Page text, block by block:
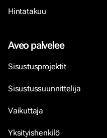
Hintatakuu
Aveo palvelee
Sisustusprojektit
Sisustussuunnittelija
Vaikuttaja
Yksityishenkilö